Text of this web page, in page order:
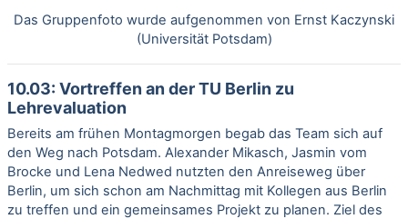
Das Gruppenfoto wurde aufgenommen von Ernst Kaczynski
(Universität Potsdam)
10.03: Vortreffen an der TU Berlin zu
Lehrevaluation
Bereits am frühen Montagmorgen begab das Team sich auf
den Weg nach Potsdam. Alexander Mikasch, Jasmin vom
Brocke und Lena Nedwed nutzten den Anreiseweg über
Berlin, um sich schon am Nachmittag mit Kollegen aus Berlin
zu treffen und ein gemeinsames Projekt zu planen. Ziel des